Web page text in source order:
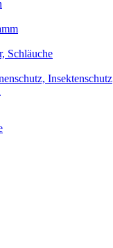
Schläuche
Insektenschutz